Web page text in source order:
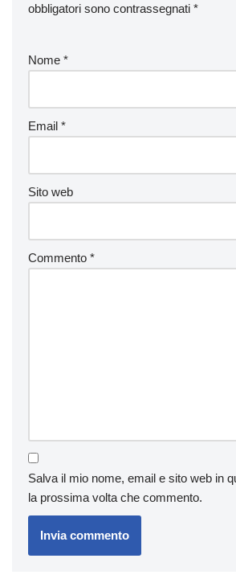
obbligatori sono contrassegnati *
Nome *
Email *
Sito web
Commento *
Salva il mio nome, email e sito web in
la prossima volta che commento.